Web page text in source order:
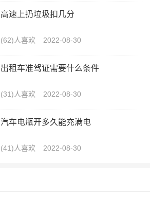
高速上扔垃圾扣几分
(62)人喜欢 2022-08-30
出租车准驾证需要什么条件
(31)人喜欢 2022-08-30
汽车电瓶开多久能充满电
(41)人喜欢 2022-08-30